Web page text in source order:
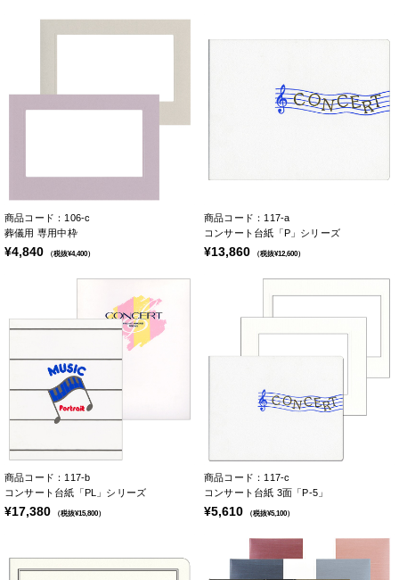
商品コード：106-c
葬儀用 専用中枠
¥4,840 （税抜¥4,400）
商品コード：117-a
コンサート台紙「P」シリーズ
¥13,860 （税抜¥12,600）
商品コード：117-b
コンサート台紙「PL」シリーズ
¥17,380 （税抜¥15,800）
商品コード：117-c
コンサート台紙 3面「P-5」
¥5,610 （税抜¥5,100）